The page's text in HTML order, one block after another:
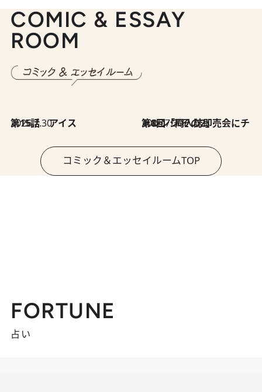
COMIC & ESSAY
ROOM
2026.7.30
第15話 アイス 2026.7.30
第8回「同人誌即売会にチャレンジ その2」
コミック＆エッセイルームTOP
FORTUNE
占い